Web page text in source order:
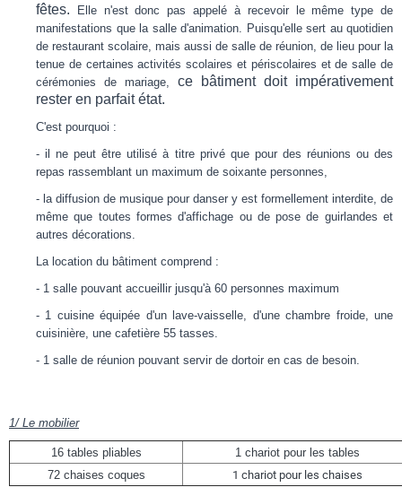
fêtes.
Elle n'est donc pas appelé à recevoir le même type de
manifestations que la salle d'animation. Puisqu'elle sert au quotidien
de restaurant scolaire, mais aussi de salle de réunion, de lieu pour la
tenue de certaines activités scolaires et périscolaires et de salle de
cérémonies de mariage, ce bâtiment doit impérativement
rester en parfait état.
C'est pourquoi :
- il ne peut être utilisé à titre privé que pour des réunions ou des
repas rassemblant un maximum de soixante personnes,
- la diffusion de musique pour danser y est formellement interdite, de
même que toutes formes d'affichage ou de pose de guirlandes et
autres décorations.
La location du bâtiment comprend :
- 1 salle pouvant accueillir jusqu'à 60 personnes maximum
- 1 cuisine équipée d'un lave-vaisselle, d'une chambre froide, une
cuisinière, une cafetière 55 tasses.
- 1 salle de réunion pouvant servir de dortoir en cas de besoin.
1/ Le mobilier
16 tables pliables
1 chariot pour les tables
72 chaises coques
1 chariot pour les chaises